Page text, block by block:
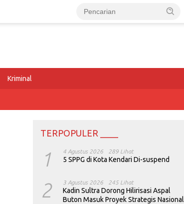
Kriminal
TERPOPULER ____
1 4 Agustus 2026 289 Lihat
5 SPPG di Kota Kendari Di-suspend
2 3 Agustus 2026 245 Lihat
Kadin Sultra Dorong Hilirisasi Aspal
Buton Masuk Proyek Strategis Nasional